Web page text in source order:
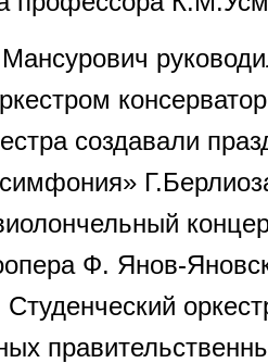
создавали
Ф. Янов-